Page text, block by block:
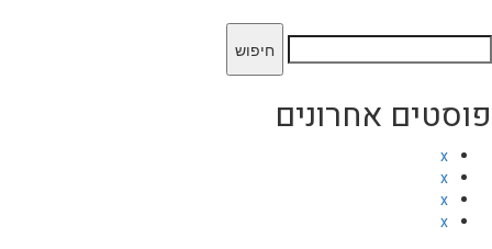
חיפוש:
פוסטים אחרונים
x
x
x
x